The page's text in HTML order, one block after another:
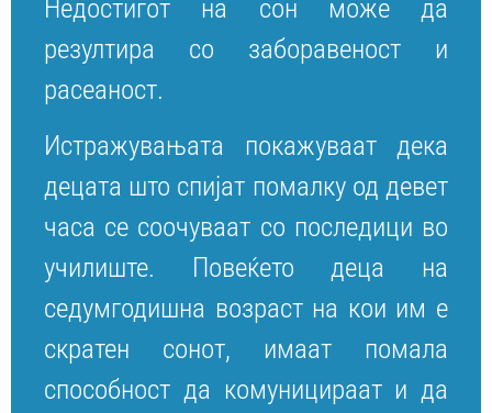
Недостигот на сон може да
резултира со заборавеност и
расеаност.
Истражувањата покажуваат дека
децата што спијат помалку од девет
часа се соочуваат со последици во
училиште. Повеќето деца на
седумгодишна возраст на кои им е
скратен сонот, имаат помала
способност да комуницираат и да